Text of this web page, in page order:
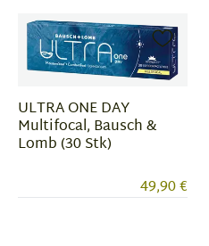
ULTRA ONE DAY
Multifocal, Bausch &
Lomb (30 Stk)
49,90 €